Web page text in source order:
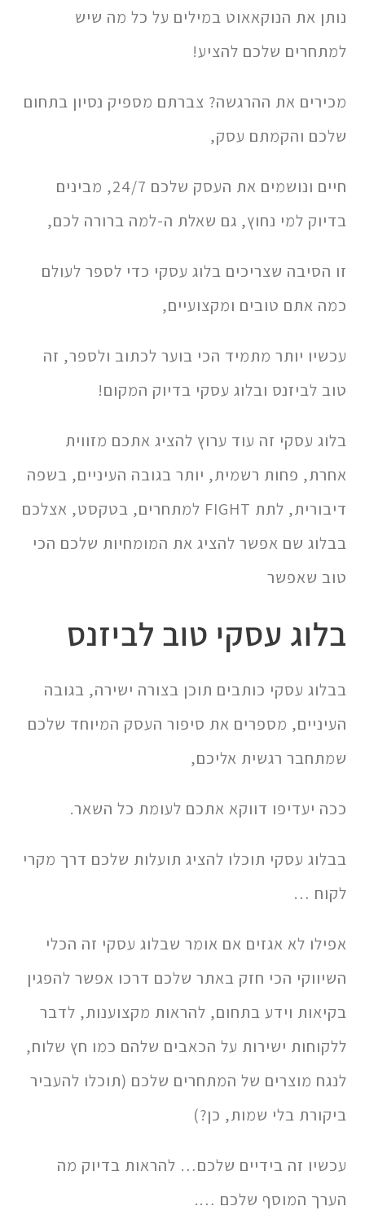
נותן את הנוקאאוט במילים על כל מה שיש
למתחרים שלכם להציע!
מכירים את ההרגשה? צברתם מספיק נסיון בתחום
שלכם והקמתם עסק,
חיים ונושמים את העסק שלכם 24/7, מבינים
בדיוק למי נחוץ, גם שאלת ה-למה ברורה לכם,
זו הסיבה שצריכים בלוג עסקי כדי לספר לעולם
כמה אתם טובים ומקצועיים,
עכשיו יותר מתמיד הכי בוער לכתוב ולספר, זה
טוב לביזנס ובלוג עסקי בדיוק המקום!
בלוג עסקי זה עוד ערוץ להציג אתכם מזווית
אחרת, פחות רשמית, יותר בגובה העיניים, בשפה
דיבורית, לתת FIGHT למתחרים, בטקסט, אצלכם
בבלוג שם אפשר להציג את המומחיות שלכם הכי
טוב שאפשר
בלוג עסקי טוב לביזנס
בבלוג עסקי כותבים תוכן בצורה ישירה, בגובה
העיניים, מספרים את סיפור העסק המיוחד שלכם
שמתחבר רגשית אליכם,
ככה יעדיפו דווקא אתכם לעומת כל השאר.
בבלוג עסקי תוכלו להציג תועלות שלכם דרך מקרי
לקוח …
אפילו לא אגזים אם אומר שבלוג עסקי זה הכלי
השיווקי הכי חזק באתר שלכם דרכו אפשר להפגין
בקיאות וידע בתחום, להראות מקצוענות, לדבר
ללקוחות ישירות על הכאבים שלהם כמו חץ שלוח,
לנגח מוצרים של המתחרים שלכם (תוכלו להעביר
ביקורת בלי שמות, כן?)
עכשיו זה בידיים שלכם… להראות בדיוק מה
הערך המוסף שלכם ….